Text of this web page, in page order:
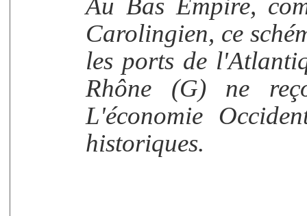
Au Bas Empire,
Carolingien, ce
les ports de
Rhône (G) ne
L'économie
historiques.